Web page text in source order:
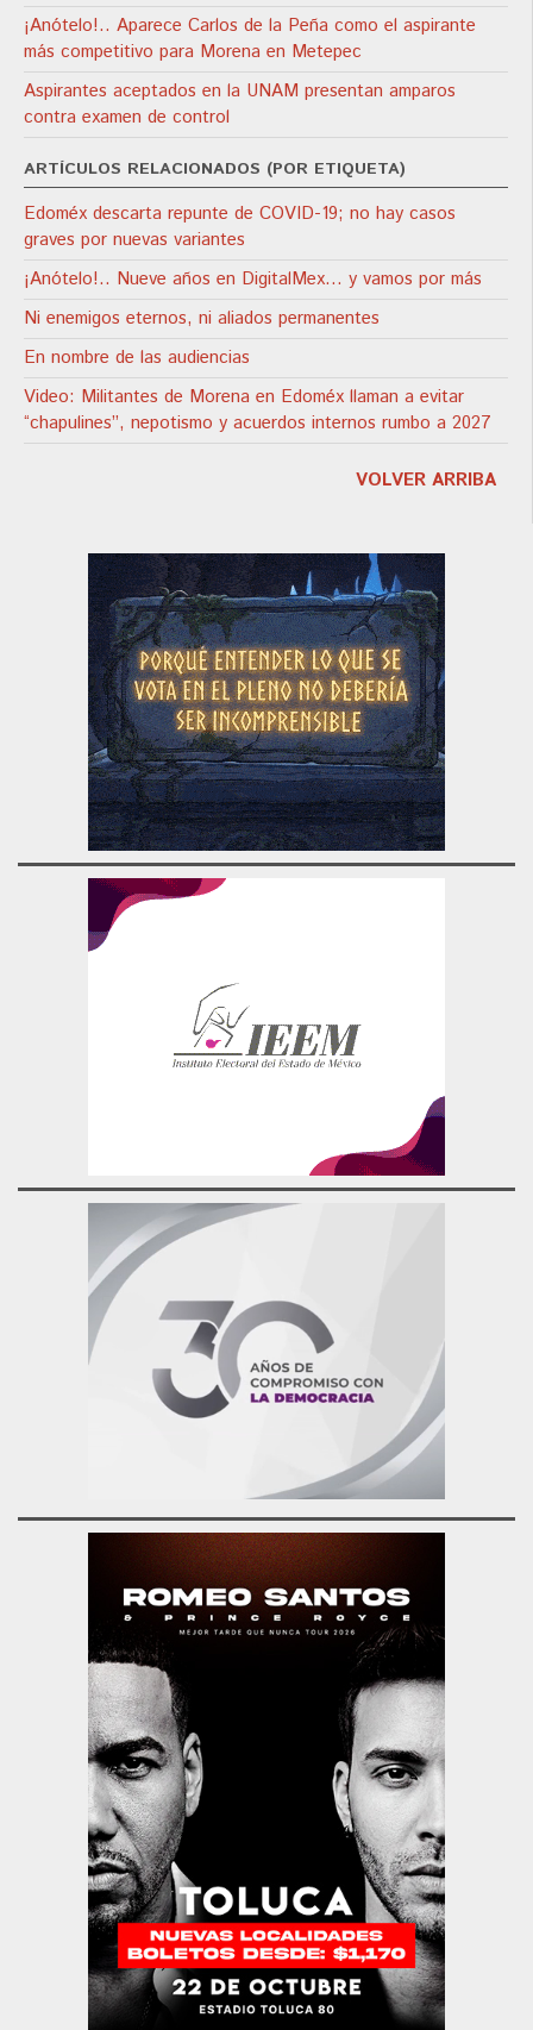
¡Anótelo!.. Aparece Carlos de la Peña como el aspirante
más competitivo para Morena en Metepec
Aspirantes aceptados en la UNAM presentan amparos
contra examen de control
ARTÍCULOS RELACIONADOS (POR ETIQUETA)
Edoméx descarta repunte de COVID-19; no hay casos
graves por nuevas variantes
¡Anótelo!.. Nueve años en DigitalMex… y vamos por más
Ni enemigos eternos, ni aliados permanentes
En nombre de las audiencias
Video: Militantes de Morena en Edoméx llaman a evitar
“chapulines”, nepotismo y acuerdos internos rumbo a 2027
VOLVER ARRIBA